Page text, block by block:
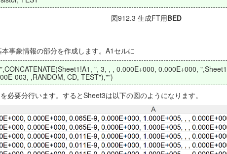
図912.3 生成FT用BED
事象情報の部分を作成します。A1セルに
", 3, , , 0.000E+000, 0.000E+000,
003, ,RANDOM, CD, TEST"),"")
必要分行います。するとSheet3は以下の図のようになります。